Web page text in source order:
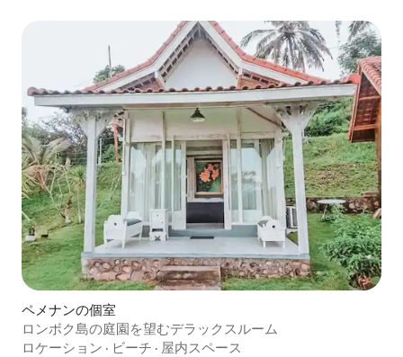
ペメナンの個室
ロンボク島の庭園を望むデラックスルーム
ロケーション · ビーチ · 屋内スペース